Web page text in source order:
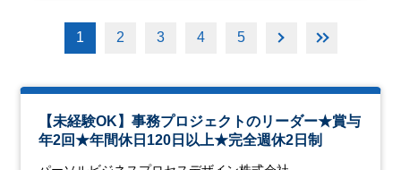
1 2 3 4 5
【未経験OK】事務プロジェクトのリーダー★賞与
年2回★年間休日120日以上★完全週休2日制